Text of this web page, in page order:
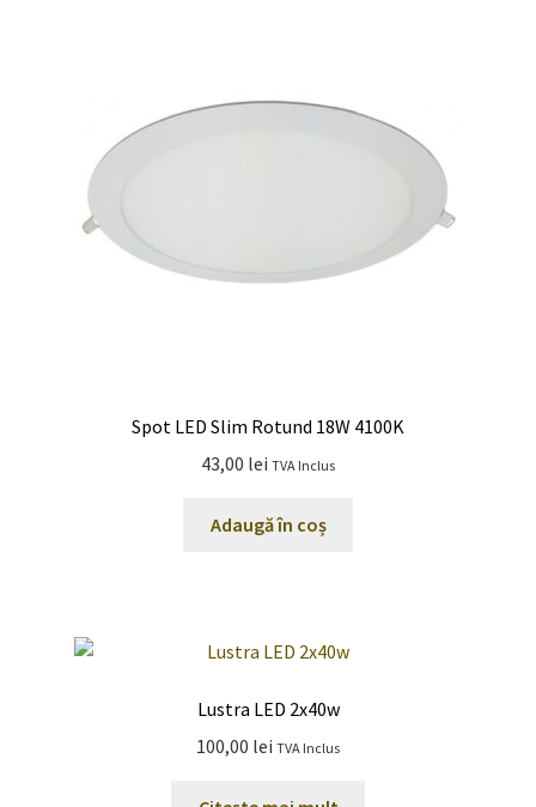
Spot LED Slim Rotund 18W 4100K
43,00 lei TVA Inclus
Adaugă în coș
Lustra LED 2x40w
100,00 lei TVA Inclus